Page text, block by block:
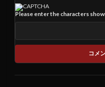
Please enter the characters